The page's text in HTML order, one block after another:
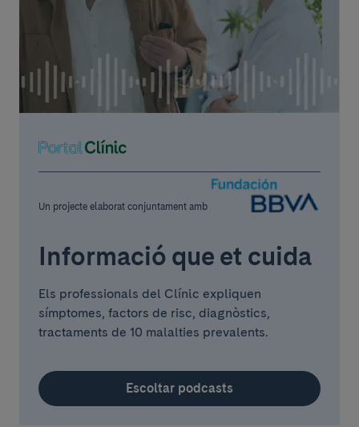
Un projecte elaborat conjuntament amb
Informació que et cuida
Els professionals del Clínic expliquen
símptomes, factors de risc, diagnòstics,
tractaments de 10 malalties prevalents.
Escoltar podcasts